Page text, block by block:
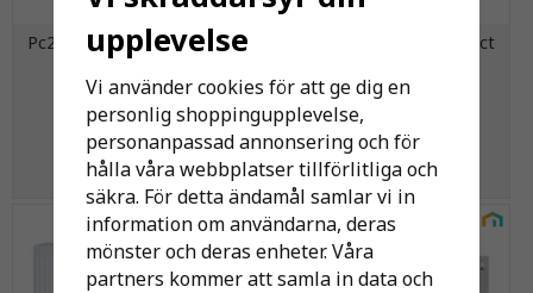
Pc22-6010 Purmo Compact
Rad.
2 597 kr
KÖP
Pc22-6011 Purmo Compact
2 796 kr
KÖP
upplevelse
Vi använder cookies för att ge dig en
personlig shoppingupplevelse,
personanpassad annonsering och för
hålla våra webbplatser tillförlitliga och
säkra. För detta ändamål samlar vi in
information om användarna, deras
mönster och deras enheter. Våra
partners kommer att samla in data och